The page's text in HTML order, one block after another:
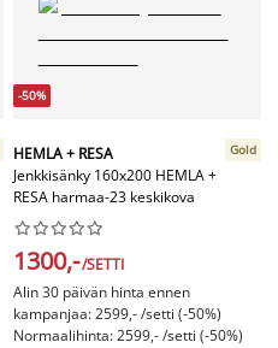
-50%
HEMLA + RESA
Jenkkisänky 160x200 HEMLA +
RESA harmaa-23 keskikova
Gold






1300,-/SETTI
Alin 30 päivän hinta ennen
kampanjaa: 2599,- /setti (-50%)
Normaalihinta: 2599,- /setti (-50%)